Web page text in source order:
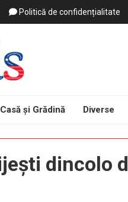
Politică de confidențialitate
Casă și Grădină Diverse
dincolo